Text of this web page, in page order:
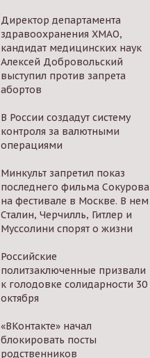
Директор департамента
здравоохранения ХМАО,
кандидат медицинских наук
Алексей Добровольский
выступил против запрета
абортов
В России создадут систему
контроля за валютными
операциями
Минкульт запретил показ
последнего фильма Сокурова
на фестивале в Москве. В нем
Сталин, Черчилль, Гитлер и
Муссолини спорят о жизни
Российские
политзаключенные призвали
к голодовке солидарности 30
октября
«ВКонтакте» начал
блокировать посты
родственников